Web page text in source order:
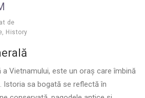
de
, History
a Vietnamului, este un oraș care îmbină
Istoria sa bogată se reflectă în